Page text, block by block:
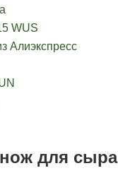
WUS
Алиэкспресс
для сыра